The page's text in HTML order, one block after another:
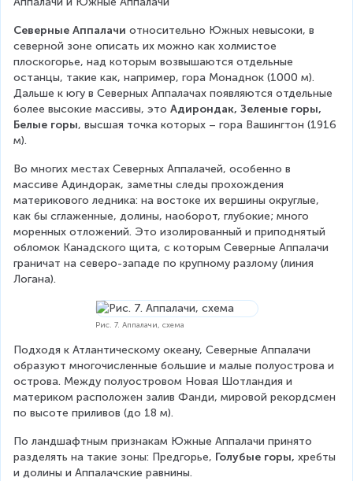
Северные Аппалачи относительно Южных невысоки, в
северной зоне описать их можно как холмистое
плоскогорье, над которым возвышаются отдельные
останцы, такие как, например, гора Монаднок (1000 м).
Дальше к югу в Северных Аппалачах появляются отдельные
более высокие массивы, это Адирондак, Зеленые горы,
Белые горы, высшая точка которых – гора Вашингтон (1916
м).
Во многих местах Северных Аппалачей, особенно в
массиве Адиндорак, заметны следы прохождения
материкового ледника: на востоке их вершины округлые,
как бы сглаженные, долины, наоборот, глубокие; много
моренных отложений. Это изолированный и приподнятый
обломок Канадского щита, с которым Северные Аппалачи
граничат на северо-западе по крупному разлому (линия
Логана).
Рис. 7. Аппалачи, схема
Подходя к Атлантическому океану, Северные Аппалачи
образуют многочисленные большие и малые полуострова и
острова. Между полуостровом Новая Шотландия и
материком расположен залив Фанди, мировой рекордсмен
по высоте приливов (до 18 м).
По ландшафтным признакам Южные Аппалачи принято
разделять на такие зоны: Предгорье, Голубые горы, хребты
и долины и Аппалачские равнины.